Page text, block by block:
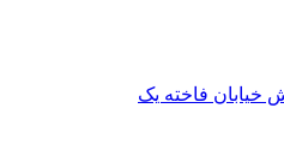
خیابان فاخته یک